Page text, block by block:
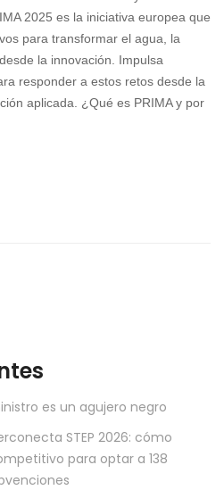
2025 es la iniciativa europea que
para transformar el agua, la
la innovación. Impulsa
responder a estos retos desde la
aplicada. ¿Qué es PRIMA y por
es un agujero negro
STEP 2026: cómo
para optar a 138